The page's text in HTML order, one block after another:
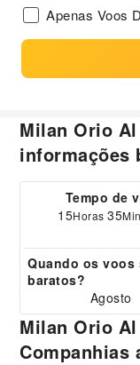
Apenas Voos
Milan Orio
informações
Tempo de
15Horas35
Quando os voos
baratos?
Agosto
Milan Orio
Companhias